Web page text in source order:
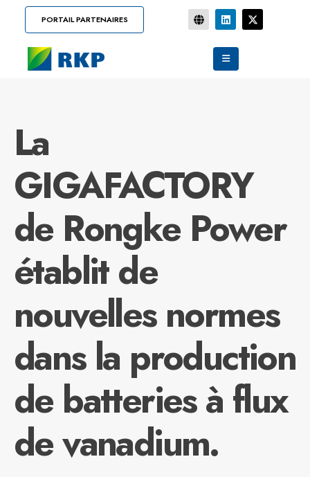
PORTAIL PARTENAIRES
La
GIGAFACTORY
de Rongke Power
établit de
nouvelles normes
dans la production
de batteries à flux
de vanadium.